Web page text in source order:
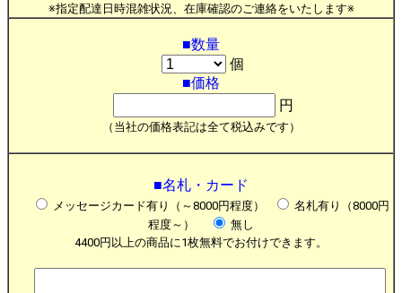
※指定配達日時混雑状況、在庫確認のご連絡をいたします※
■数量
個
■価格
円
（当社の価格表記は全て税込みです）
■名札・カード
メッセージカード有り（～8000円程度）
名札有り（8000円
程度～）
無し
4400円以上の商品に1枚無料でお付けできます。